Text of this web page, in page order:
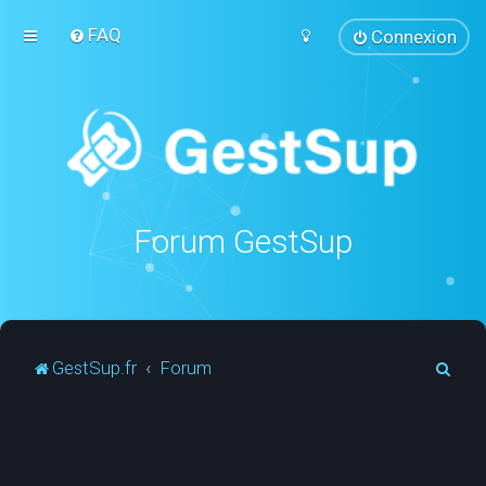
FAQ Connexion
Forum GestSup
GestSup.fr Forum